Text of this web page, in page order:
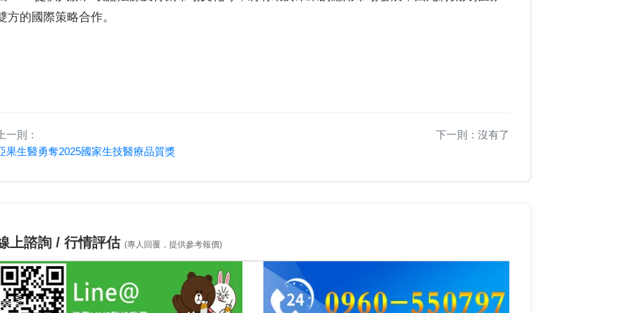
方的國際策略合作。
一則：
果生醫勇奪2025國家生技醫療品質獎
下一則：沒有了
上諮詢 / 行情評估(專人回覆，提供參考報價)